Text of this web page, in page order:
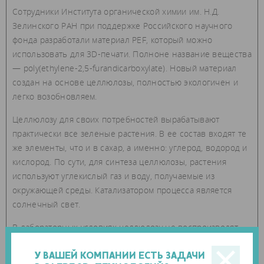
У ВАШЕЙ КОМПАНИИ ЕСТЬ ЗАДАЧИ
Сотрудники Института органической химии им. Н.Д.
Зелинского РАН при поддержке Российского научного
фонда разработали материал PEF, который можно
использовать для 3D-печати. Полноне название вещества
— poly(ethylene-2,5-furandicarboxylate). Новый материал
создан на основе целлюлозы, полностью экологичен и
легко возобновляем.
Целлюлозу для своих потребностей вырабатывают
практически все зеленые растения. В ее состав входят те
же элементы, что и в сахар, а именно: углерод, водород и
кислород. По сути, для синтеза целлюлозы, растения
используют углекислый газ и воду, получаемые из
окружающей среды. Катализатором процесса является
солнечный свет.
В лабораторных условиях целлюлозу не воспроизводят,
растительная биомасса (целлюлоза или фруктоза)